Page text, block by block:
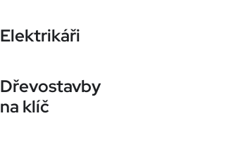
Elektrikáři
Dřevostavby
na klíč